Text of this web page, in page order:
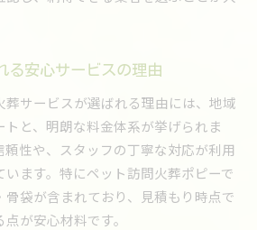
べる供養プランの特徴
のペット霊園活用法と注意点
霊園納骨のメリットと注意点
扱いで後悔しないための知識
な火葬を実現するための知識
費用の明朗会計が大切な理由
る安心サービスの理由
葬サービスが選ばれる理由には、地域
と、明朗な料金体系が挙げられま
性や、スタッフの丁寧な対応が利用
ます。特にペット訪問火葬ポピーで
骨袋が含まれており、見積もり時点で
が安心材料です。